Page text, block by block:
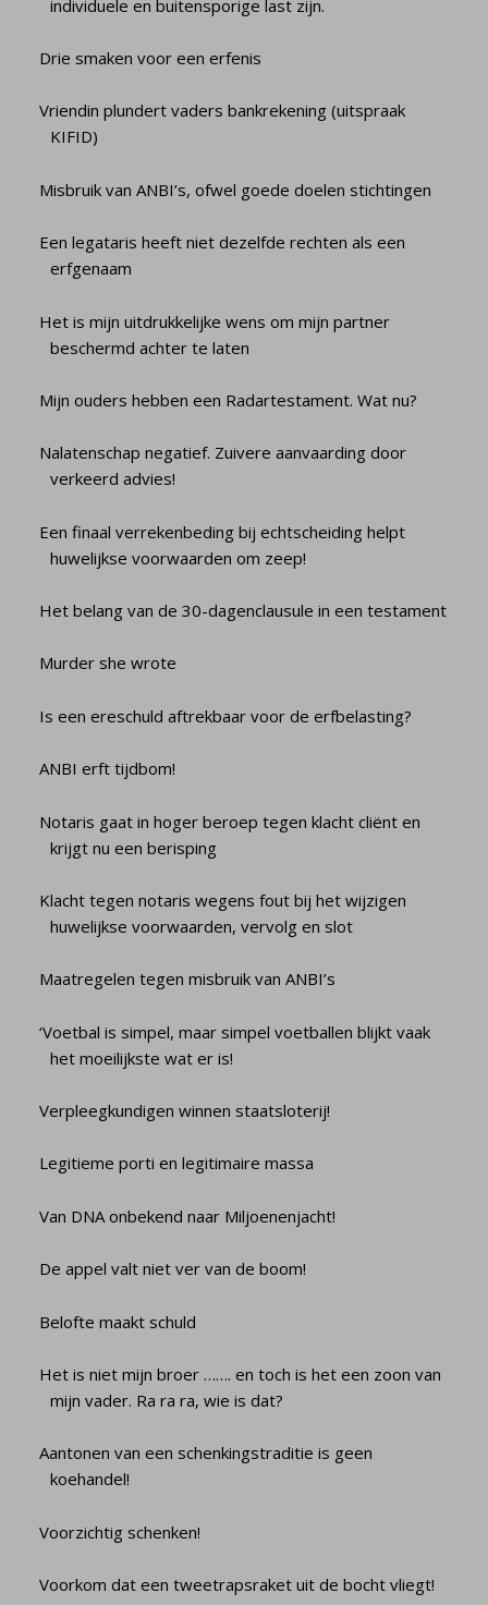
individuele en buitensporige last zijn.
Drie smaken voor een erfenis
Vriendin plundert vaders bankrekening (uitspraak
KIFID)
Misbruik van ANBI’s, ofwel goede doelen stichtingen
Een legataris heeft niet dezelfde rechten als een
erfgenaam
Het is mijn uitdrukkelijke wens om mijn partner
beschermd achter te laten
Mijn ouders hebben een Radartestament. Wat nu?
Nalatenschap negatief. Zuivere aanvaarding door
verkeerd advies!
Een finaal verrekenbeding bij echtscheiding helpt
huwelijkse voorwaarden om zeep!
Het belang van de 30-dagenclausule in een testament
Murder she wrote
Is een ereschuld aftrekbaar voor de erfbelasting?
ANBI erft tijdbom!
Notaris gaat in hoger beroep tegen klacht cliënt en
krijgt nu een berisping
Klacht tegen notaris wegens fout bij het wijzigen
huwelijkse voorwaarden, vervolg en slot
Maatregelen tegen misbruik van ANBI’s
‘Voetbal is simpel, maar simpel voetballen blijkt vaak
het moeilijkste wat er is!
Verpleegkundigen winnen staatsloterij!
Legitieme porti en legitimaire massa
Van DNA onbekend naar Miljoenenjacht!
De appel valt niet ver van de boom!
Belofte maakt schuld
Het is niet mijn broer ……. en toch is het een zoon van
mijn vader. Ra ra ra, wie is dat?
Aantonen van een schenkingstraditie is geen
koehandel!
Voorzichtig schenken!
Voorkom dat een tweetrapsraket uit de bocht vliegt!